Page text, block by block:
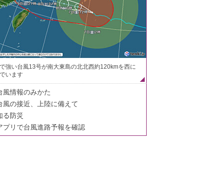
強い台風13号が南大東島の北北西約120kmを西に
います
風情報のみかた
風の接近、上陸に備えて
る防災
プリで台風進路予報を確認